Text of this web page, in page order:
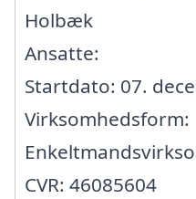
Holbæk
Ansatte:
Startdato: 07.
Virksomhedsform:
CVR: 46085604